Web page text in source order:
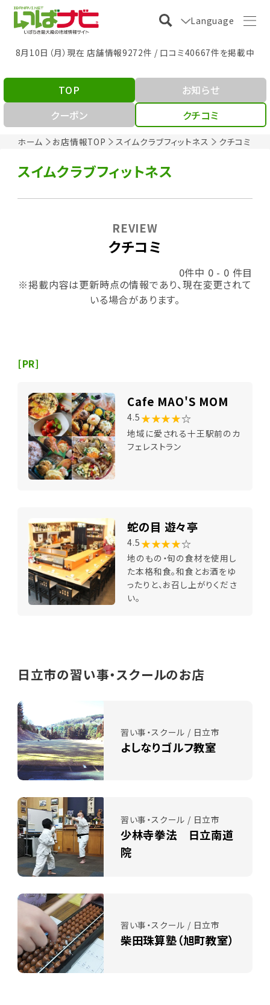
Language
8月10日（月）現在 店舗情報9272件 / 口コミ40667件を掲載中
ホーム お店情報TOP スイムクラブフィットネス クチコミ
TOP
お知らせ
クーポン
クチコミ
スイムクラブフィットネス
クチコミ
REVIEW
0件中 0 - 0 件目
※掲載内容は更新時点の情報であり、現在変更されて
いる場合があります。
[PR]
Cafe MAO'S MOM
4.5 ★★★★☆
地域に愛される十王駅前のカ
フェレストラン
蛇の目 遊々亭
4.5 ★★★★☆
地のもの・旬の食材を使用し
た本格和食。和食とお酒をゆ
ったりと、お召し上がりくださ
い。
日立市の習い事・スクールのお店
習い事・スクール / 日立市
よしなりゴルフ教室
習い事・スクール / 日立市
少林寺拳法 日立南道
院
習い事・スクール / 日立市
柴田珠算塾（旭町教室）